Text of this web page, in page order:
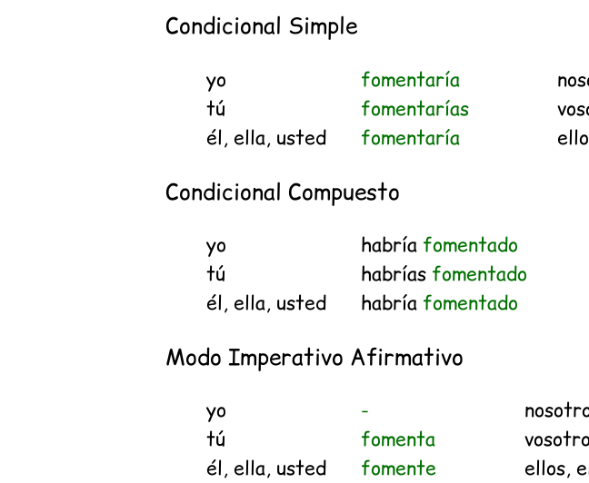
Condicional Simple
yo
fomentaría
tú
fomentarías
él, ella, usted
fomentaría
Condicional Compuesto
yo habría fomentado
tú
habrías fomentado
él, ella, usted
habría fomentado
Modo Imperativo Afirmativo
yo
-
tú
fomenta
él, ella, usted
fomente
ellos,